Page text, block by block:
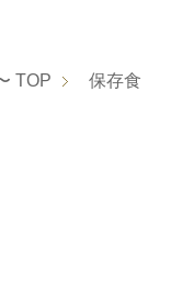
TOP 保存食